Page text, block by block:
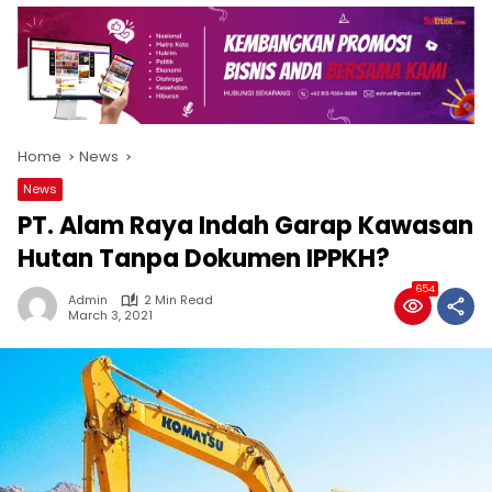
Home News
News
PT. Alam Raya Indah Garap Kawasan
Hutan Tanpa Dokumen IPPKH?
Admin
2 Min Read
March 3, 2021
654